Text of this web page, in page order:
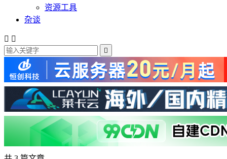
资源工具
杂谈
 
